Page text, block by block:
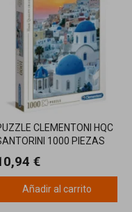
CLEMENTONI HQC
1000 PIEZAS
€
Añadir al carrito